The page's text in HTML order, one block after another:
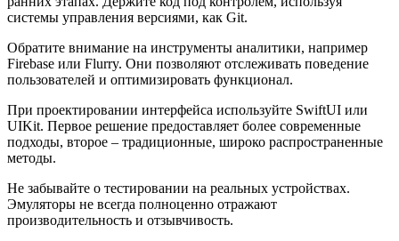
системы управления версиями, как Git.
Обратите внимание на инструменты аналитики, например
Firebase или Flurry. Они позволяют отслеживать поведение
пользователей и оптимизировать функционал.
При проектировании интерфейса используйте SwiftUI или
UIKit. Первое решение предоставляет более современные
подходы, второе – традиционные, широко распространенные
методы.
Не забывайте о тестировании на реальных устройствах.
Эмуляторы не всегда полноценно отражают
производительность и отзывчивость.